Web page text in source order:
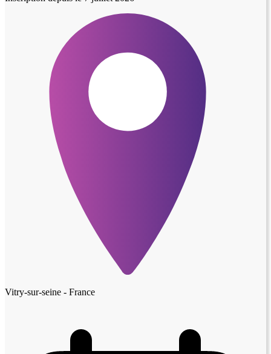
Vitry-sur-seine - France